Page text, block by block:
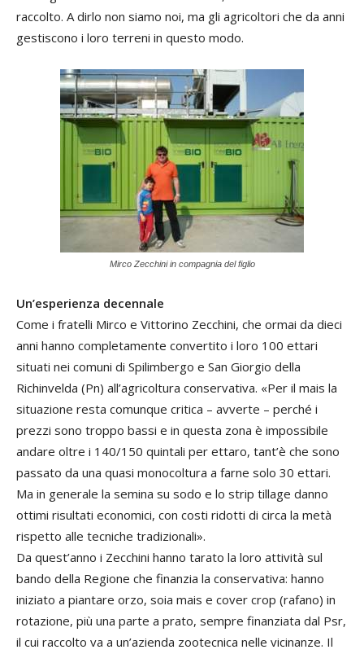
raccolto. A dirlo non siamo noi, ma gli agricoltori che da anni
gestiscono i loro terreni in questo modo.
Mirco Zecchini in compagnia del figlio
Un’esperienza decennale
Come i fratelli Mirco e Vittorino Zecchini, che ormai da dieci
anni hanno completamente convertito i loro 100 ettari
situati nei comuni di Spilimbergo e San Giorgio della
Richinvelda (Pn) all’agricoltura conservativa. «Per il mais la
situazione resta comunque critica – avverte – perché i
prezzi sono troppo bassi e in questa zona è impossibile
andare oltre i 140/150 quintali per ettaro, tant’è che sono
passato da una quasi monocoltura a farne solo 30 ettari.
Ma in generale la semina su sodo e lo strip tillage danno
ottimi risultati economici, con costi ridotti di circa la metà
rispetto alle tecniche tradizionali».
Da quest’anno i Zecchini hanno tarato la loro attività sul
bando della Regione che finanzia la conservativa: hanno
iniziato a piantare orzo, soia mais e cover crop (rafano) in
rotazione, più una parte a prato, sempre finanziata dal Psr,
il cui raccolto va a un’azienda zootecnica nelle vicinanze. Il